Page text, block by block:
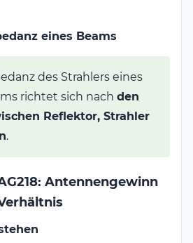
eines Beams
des Strahlers eines
richtet sich nach den
Reflektor, Strahler
.
Antennengewinn